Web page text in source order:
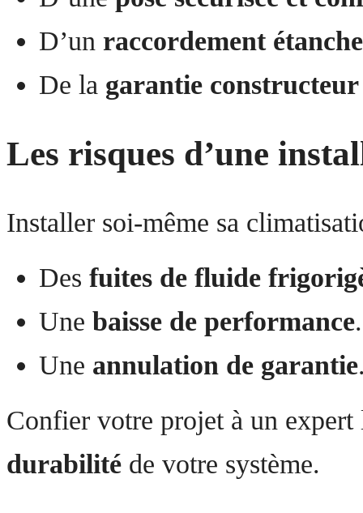
D’un raccordement
De la garantie constructeur
Les risques d’une
Installer soi-même sa
Des fuites de fluide
Une baisse de performance.
Une annulation de garantie
Confier votre projet à un
durabilité de votre système.